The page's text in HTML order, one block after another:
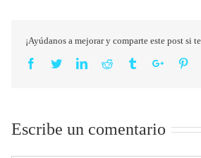
¡Ayúdanos a mejorar y comparte este post si
Facebook
TwitterLinkedinReddit TumblrGoogle+
Escribe un comentario